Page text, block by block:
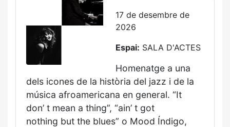
17 de desembre de
2026
Espai: SALA D'ACTES
Homenatge a una
dels icones de la història del jazz i de la
música afroamericana en general. “It
don’ t mean a thing”, “ain’ t got
nothing but the blues” o Mood Índigo,